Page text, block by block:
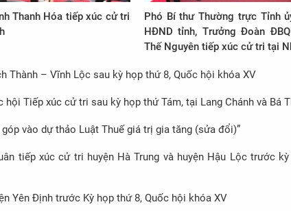
Thanh Hóa tiếp xúc cử tri
Phó Bí thư Thường trực Tỉnh
HĐND tỉnh, Trưởng Đoàn
Thế Nguyên tiếp xúc cử tri tại
Thành – Vĩnh Lộc sau kỳ họp thứ 8, Quốc hội khóa XV
Tiếp xúc cử tri sau kỳ họp thứ Tám, tại Lang Chánh và Bá
vào dự thảo Luật Thuế giá trị gia tăng (sửa đổi)”
tiếp xúc cử tri huyện Hà Trung và huyện Hậu Lộc trước
Yên Định trước Kỳ họp thứ 8, Quốc hội khóa XV